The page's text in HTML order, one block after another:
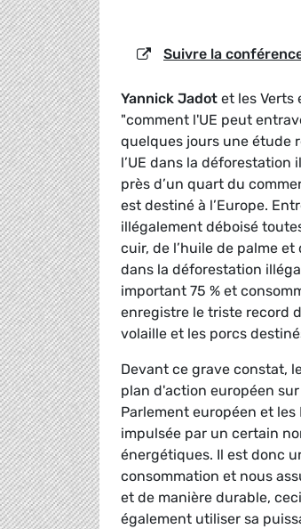
Suivre la
Yannick Jadot et les Verts
"comment l'UE peut
quelques jours une étude
l’UE dans la
près d’un quart du
est destiné à l’Europe.
illégalement déboisé
cuir, de l’huile de palme
dans la déforestation
important 75 % et
enregistre le triste record
volaille et les porcs
Devant ce grave constat,
plan d'action européen
Parlement européen et
impulsée par un certain
énergétiques. Il est donc
consommation et nous
et de manière durable,
également utiliser sa